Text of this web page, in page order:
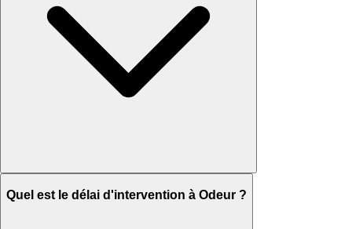
Quel est le délai d'intervention à Odeur ?